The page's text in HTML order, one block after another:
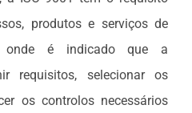
produtos e serviços de
onde é indicado que a
requisitos, selecionar os
os controlos necessários